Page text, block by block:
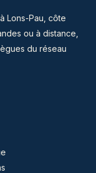
Lons-Pau, côte
ou à distance,
du réseau